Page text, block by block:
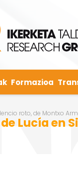
Formazioa
roto, de Montxo
Lucía en